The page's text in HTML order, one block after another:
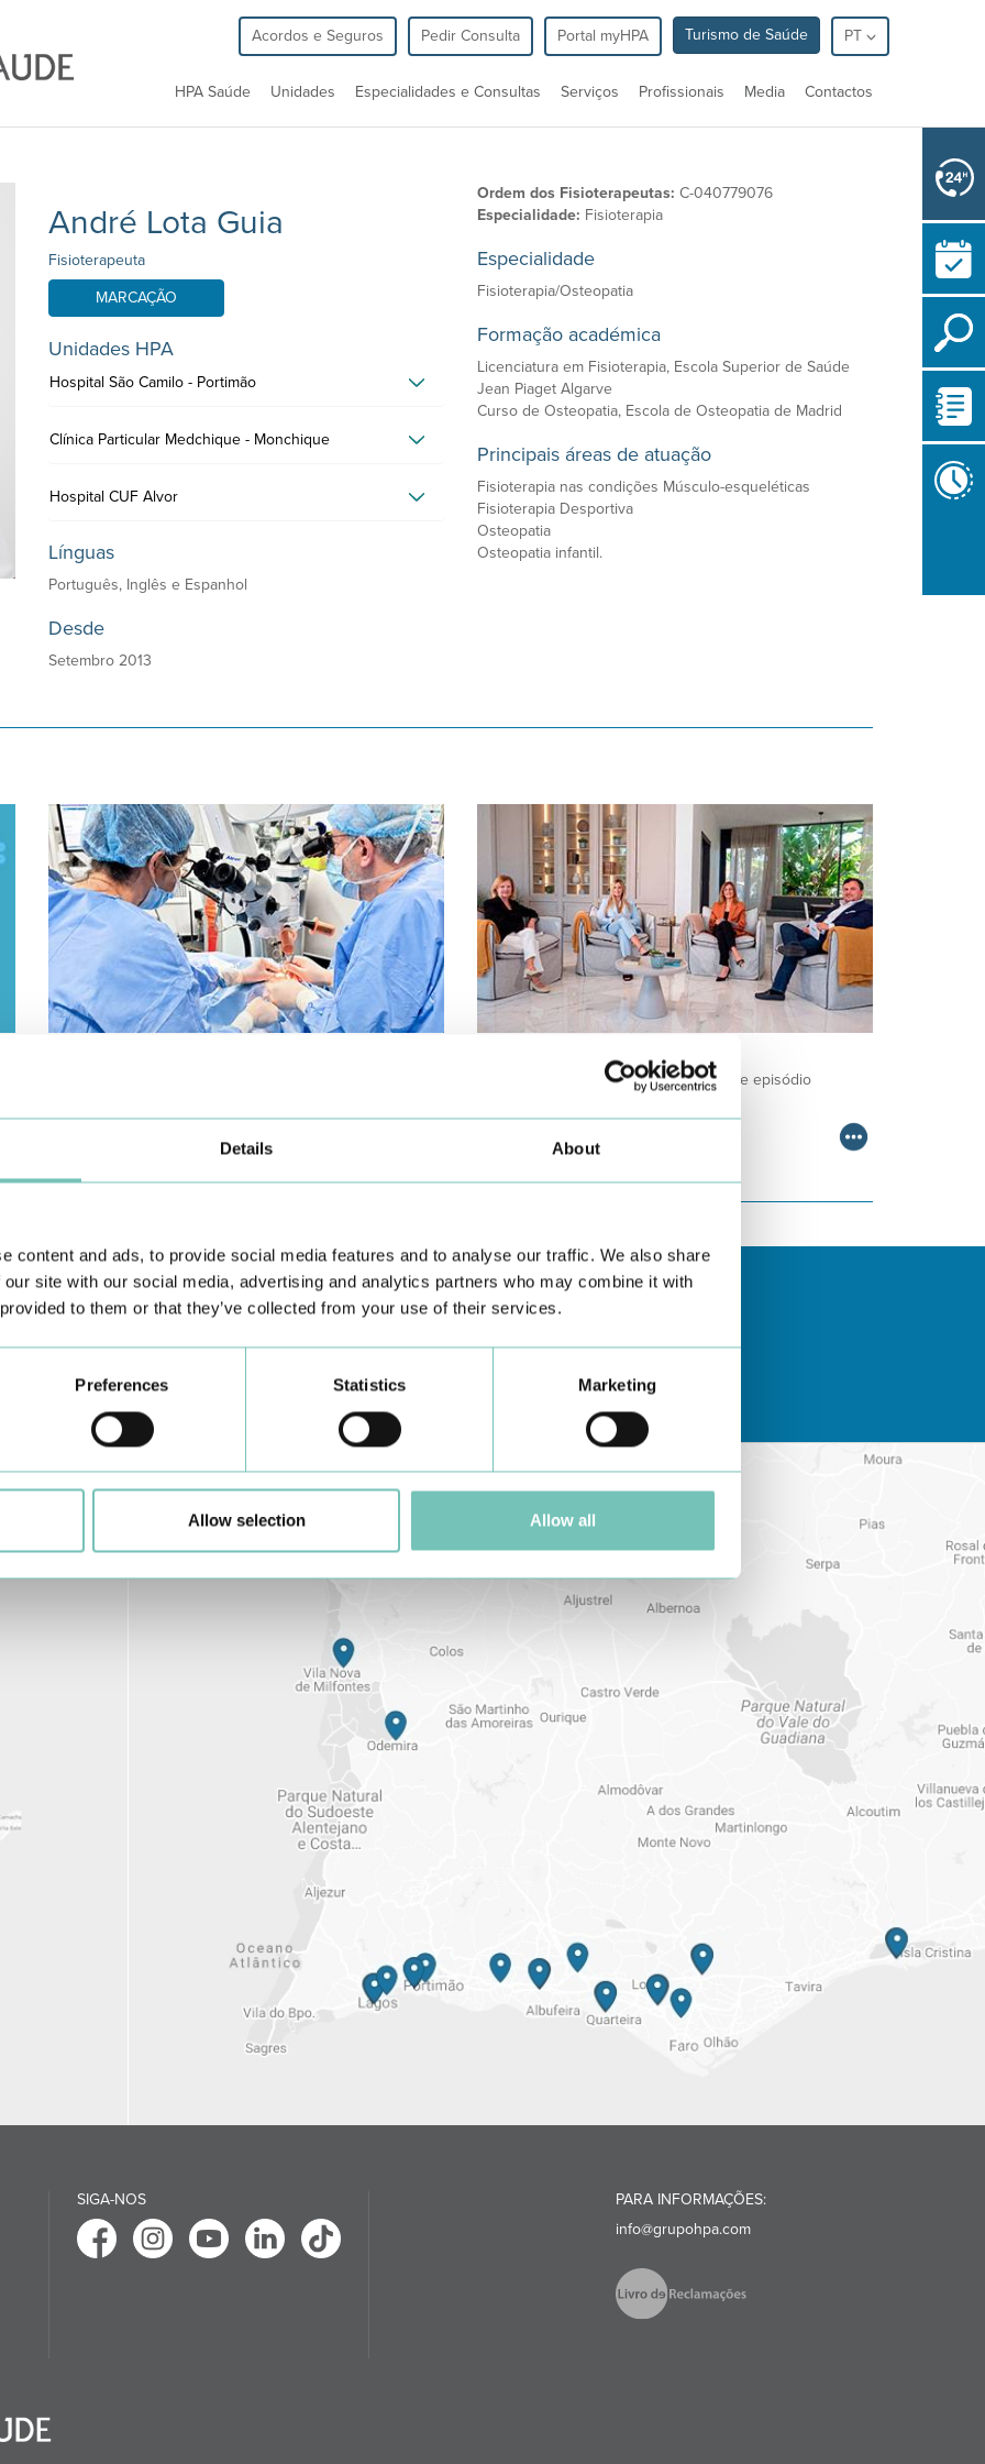
Details About
content and ads, to provide social media features and to analyse our traffic. We also share
site with our social media, advertising and analytics partners who may combine it with
to them or that they’ve collected from your use of their services.
Preferences Statistics Marketing
Allow selection Allow all
Acordos e Seguros Pedir Consulta Portal myHPA Turismo de Saúde PT
HPA Saúde Unidades Especialidades e Consultas Serviços Profissionais Media Contactos
André Lota Guia
Fisioterapeuta
MARCAÇÃO
Unidades HPA
Hospital São Camilo - Portimão
Clínica Particular Medchique - Monchique
Hospital CUF Alvor
Línguas
Português, Inglês e Espanhol
Desde
Setembro 2013
Ordem dos Fisioterapeutas: C-040779076
Especialidade: Fisioterapia
Especialidade
Fisioterapia/Osteopatia
Formação académica
Licenciatura em Fisioterapia, Escola Superior de Saúde
Jean Piaget Algarve
Curso de Osteopatia, Escola de Osteopatia de Madrid
Principais áreas de atuação
Fisioterapia nas condições Músculo-esqueléticas
Fisioterapia Desportiva
Osteopatia
Osteopatia infantil.
PODCAST EM ONCOLOGIA
Com um formato dinâmico e direto, este episódio
combinam conhecimento técnico c…
Conheça todas as Unidades de saúde CUFaqui
SIGA-NOS
PARA INFORMAÇÕES:
info@grupohpa.com